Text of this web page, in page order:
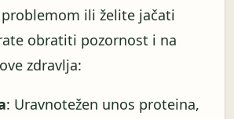
ili želite jačati
obratiti pozornost i na
zdravlja:
: Uravnotežen unos proteina,